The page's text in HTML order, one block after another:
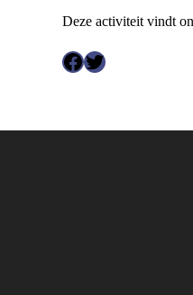
Deze activiteit vindt
Facebook Twitter